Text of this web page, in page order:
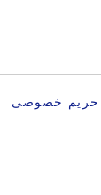
حریم خصوصی